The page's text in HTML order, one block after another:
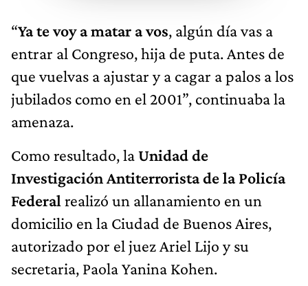
“Ya te voy a matar a vos, algún día vas a
entrar al Congreso, hija de puta. Antes de
que vuelvas a ajustar y a cagar a palos a los
jubilados como en el 2001”, continuaba la
amenaza.
Como resultado, laUnidad de
Investigación Antiterrorista de la Policía
Federal realizó un allanamiento en un
domicilio en la Ciudad de Buenos Aires,
autorizado por el juez Ariel Lijo y su
secretaria, Paola Yanina Kohen.